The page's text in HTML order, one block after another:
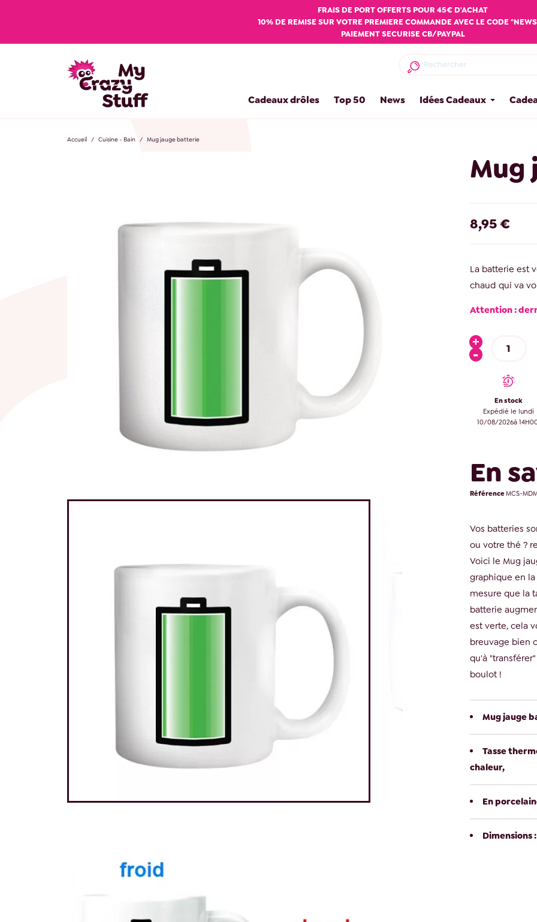
FRAIS DE PORT OFFERTS POUR 45€ D'ACHAT
10% DE REMISE SUR VOTRE PREMIERE COMMANDE AVEC LE CODE
PAIEMENT SECURISE CB/PAYPAL
Idées Cadeaux
News
Top 50
Cadeaux drôles
Accueil Cuisine - Bain Mug jauge batterie
Mug
8,95 €
La batterie est
chaud qui va
Attention :
En stock
Expédié le lundi
10/08/2026à
En
RéférenceMCS-
Vos batteries
ou votre thé ?
Voici le Mug
graphique en
mesure que la
batterie
est verte, cela
breuvage bien
qu'à
boulot !
Mug jauge
Tasse
chaleur,
En
Dimensions